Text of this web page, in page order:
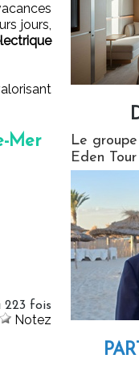
jours,
Mer
223 fois
Notez
Le
Eden Tour